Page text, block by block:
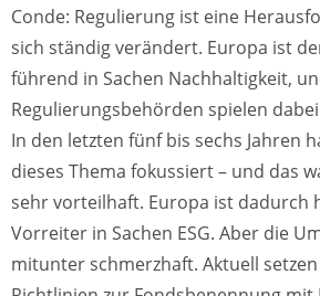
Conde: Regulierung ist eine
sich ständig verändert. Europa ist
führend in Sachen Nachhaltigkeit,
Regulierungsbehörden spielen
In den letzten fünf bis sechs Jahren
dieses Thema fokussiert – und das
sehr vorteilhaft. Europa ist dadurch
Vorreiter in Sachen ESG. Aber die
mitunter schmerzhaft. Aktuell setzen